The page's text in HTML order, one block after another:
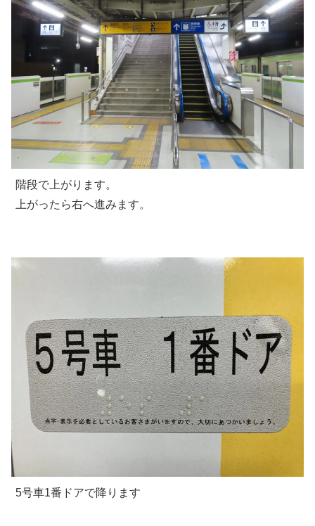
階段で上がります。
上がったら右へ進みます。
5号車1番ドアで降ります